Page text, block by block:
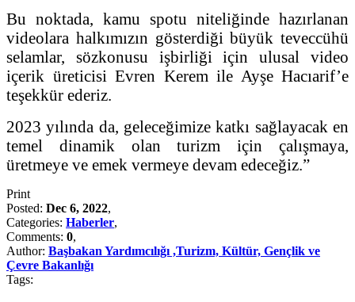
Bu noktada, kamu spotu niteliğinde hazırlanan
videolara halkımızın gösterdiği büyük teveccühü
selamlar, sözkonusu işbirliği için ulusal video
içerik üreticisi Evren Kerem ile Ayşe Hacıarif’e
teşekkür ederiz.
2023 yılında da, geleceğimize katkı sağlayacak en
temel dinamik olan turizm için çalışmaya,
üretmeye ve emek vermeye devam edeceğiz.”
Print
Posted: Dec 6, 2022,
Categories: Haberler,
Comments: 0,
Author: Başbakan Yardımcılığı ,Turizm, Kültür, Gençlik ve
Çevre Bakanlığı
Tags: